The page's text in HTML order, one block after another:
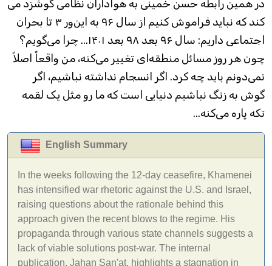
در همین رابطه حسن خمینی به هواداران نظامی گوشزد می
کند که نباید فراموش کنیم از سال ۹۶ به این‌ور ۳ تا بحران
اجتماعی داریم: سال ۹۶ بعد ۹۸ بعد ۱۴۰۱... چرا می‌گویم؟
چون هر روز مسائل منطقه‌ای تغییر می‌کنه، من واقعاً اصلاً
نمی‌دونم باید چه کرد. اگر انسجام نداشته نباشیم، اگر
گوش به زنگ نباشیم دنیایی‌ است که ما رو مثل یک لقمه
تکه پاره می‌کنه...
English Summary
In the weeks following the 12-day ceasefire, Khamenei
has intensified war rhetoric against the U.S. and Israel,
raising questions about the rationale behind this
approach given the recent blows to the regime. His
propaganda through various state channels suggests a
lack of viable solutions post-war. The internal
publication, Jahan San'at, highlights a stagnation in